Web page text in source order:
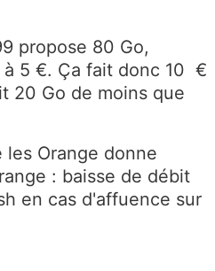
propose 80 Go,
5 €. Ça fait donc 10 €
20 Go de moins que
les Orange donne
: baisse de débit
en cas d'affuence sur